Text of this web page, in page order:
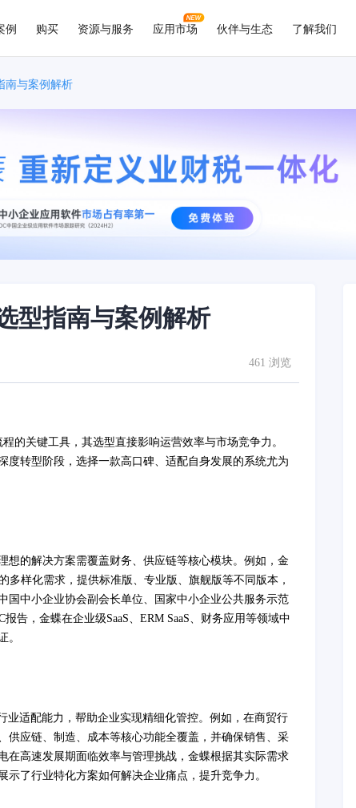
例 购买 资源与服务 应用市场 伙伴与生态 了解我们
南与案例解析
型指南与案例解析
461 浏览
的关键工具，其选型直接影响运营效率与市场竞争力。
转型阶段，选择一款高口碑、适配自身发展的系统尤为
的解决方案需覆盖财务、供应链等核心模块。例如，金
多样化需求，提供标准版、专业版、旗舰版等不同版本，
国中小企业协会副会长单位、国家中小企业公共服务示范
告，金蝶在企业级SaaS、ERM SaaS、财务应用等领域中
。
业适配能力，帮助企业实现精细化管控。例如，在商贸行
供应链、制造、成本等核心功能全覆盖，并确保销售、采
在高速发展期面临效率与管理挑战，金蝶根据其实际需求
了行业特化方案如何解决企业痛点，提升竞争力。